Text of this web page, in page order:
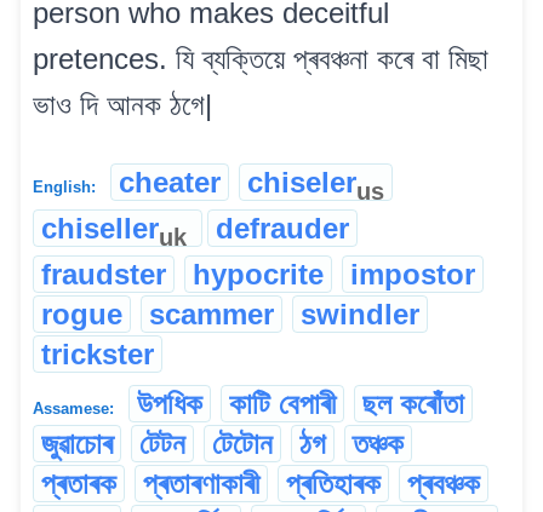
person who makes deceitful
pretences. যি ব্যক্তিয়ে প্ৰবঞ্চনা কৰে বা মিছা
ভাও দি আনক ঠগে|
English: cheater chiselerus
chiselleruk
defrauder
fraudster
hypocrite
impostor
rogue
scammer
swindler
trickster
Assamese: উপধিক কাটি বেপাৰী
ছল কৰোঁতা
জুৱাচোৰ
টেটন টেটোন ঠগ
তঞ্চক
প্ৰতাৰক
প্ৰতাৰণাকাৰী প্ৰতিহাৰক
প্ৰবঞ্চক